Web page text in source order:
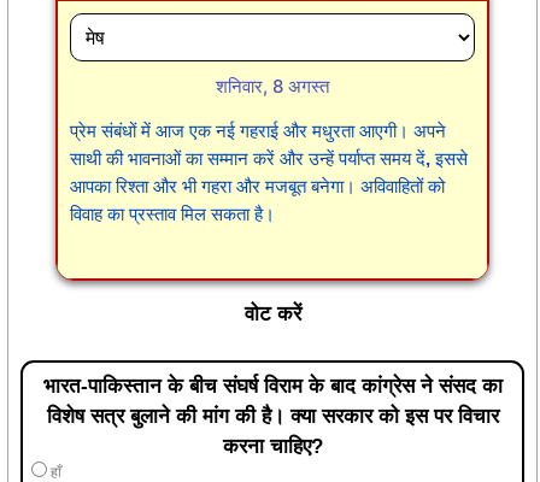
शनिवार, 8 अगस्त
प्रेम संबंधों में आज एक नई गहराई और मधुरता आएगी। अपने
साथी की भावनाओं का सम्मान करें और उन्हें पर्याप्त समय दें, इससे
आपका रिश्ता और भी गहरा और मजबूत बनेगा। अविवाहितों को
विवाह का प्रस्ताव मिल सकता है।
वोट करें
भारत-पाकिस्तान के बीच संघर्ष विराम के बाद कांग्रेस ने संसद का
विशेष सत्र बुलाने की मांग की है। क्या सरकार को इस पर विचार
करना चाहिए?
हाँ